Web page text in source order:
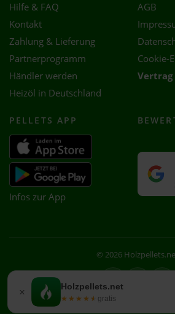
× Holzpellets.net
★★★★★
★★★★★ gratis
Hilfe & FAQ
Kontakt
Zahlung & Lieferung
Partnerprogramm
Händler werden
Heizöl in Deutschland
AGB
Cookie-
PELLETS APP
Infos zur App
© 2026
Facebook